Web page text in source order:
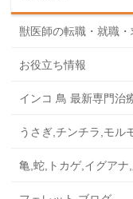
獣医師の転職・就職・
お役立ち情報
インコ 鳥 最新専門治
うさぎ,チンチラ,モル
亀,蛇,トカゲ,イグアナ